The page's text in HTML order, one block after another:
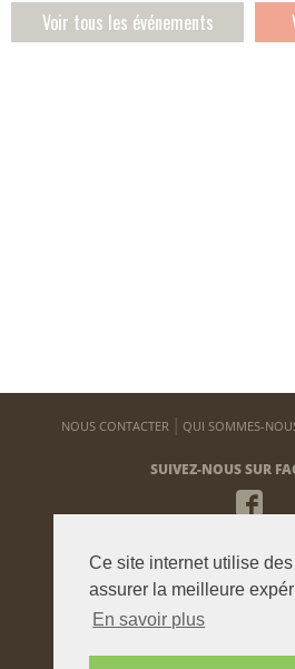
Ce site internet utilise
assurer la meilleure
En savoir plus
Voir tous les événements
NOUS CONTACTER QUI SOMMES-
SUIVEZ-NOUS SUR
NEWSLETTER
Pour vous tenir informé de